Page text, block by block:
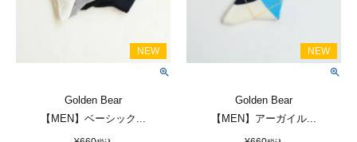
Golden Bear
【MEN】ベーシック...
Golden Bear
【MEN】アーガイル...